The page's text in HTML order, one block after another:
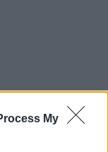
My
24-25 - 120